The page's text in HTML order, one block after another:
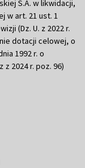
S.A. w likwidacji,
w art. 21 ust. 1
(Dz. U. z 2022 r.
dotacji celowej, o
1992 r. o
z 2024 r. poz. 96)